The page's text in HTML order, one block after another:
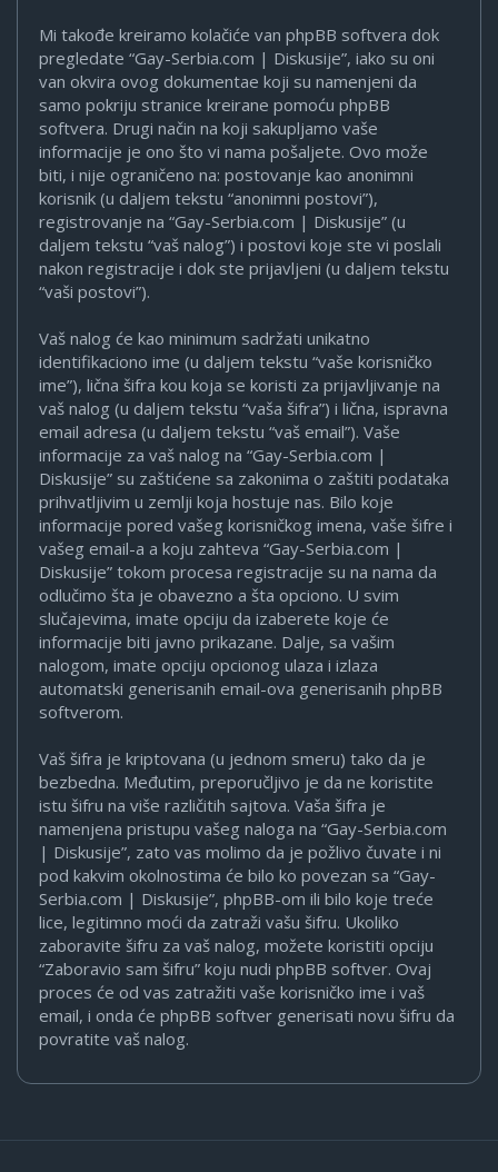
Mi takođe kreiramo kolačiće van phpBB softvera dok
pregledate “Gay-Serbia.com | Diskusije”, iako su oni
van okvira ovog dokumentae koji su namenjeni da
samo pokriju stranice kreirane pomoću phpBB
softvera. Drugi način na koji sakupljamo vaše
informacije je ono što vi nama pošaljete. Ovo može
biti, i nije ograničeno na: postovanje kao anonimni
korisnik (u daljem tekstu “anonimni postovi”),
registrovanje na “Gay-Serbia.com | Diskusije” (u
daljem tekstu “vaš nalog”) i postovi koje ste vi poslali
nakon registracije i dok ste prijavljeni (u daljem tekstu
“vaši postovi”).
Vaš nalog će kao minimum sadržati unikatno
identifikaciono ime (u daljem tekstu “vaše korisničko
ime”), lična šifra kou koja se koristi za prijavljivanje na
vaš nalog (u daljem tekstu “vaša šifra”) i lična, ispravna
email adresa (u daljem tekstu “vaš email”). Vaše
informacije za vaš nalog na “Gay-Serbia.com |
Diskusije” su zaštićene sa zakonima o zaštiti podataka
prihvatljivim u zemlji koja hostuje nas. Bilo koje
informacije pored vašeg korisničkog imena, vaše šifre i
vašeg email-a a koju zahteva “Gay-Serbia.com |
Diskusije” tokom procesa registracije su na nama da
odlučimo šta je obavezno a šta opciono. U svim
slučajevima, imate opciju da izaberete koje će
informacije biti javno prikazane. Dalje, sa vašim
nalogom, imate opciju opcionog ulaza i izlaza
automatski generisanih email-ova generisanih phpBB
softverom.
Vaš šifra je kriptovana (u jednom smeru) tako da je
bezbedna. Međutim, preporučljivo je da ne koristite
istu šifru na više različitih sajtova. Vaša šifra je
namenjena pristupu vašeg naloga na “Gay-Serbia.com
| Diskusije”, zato vas molimo da je požlivo čuvate i ni
pod kakvim okolnostima će bilo ko povezan sa “Gay-
Serbia.com | Diskusije”, phpBB-om ili bilo koje treće
lice, legitimno moći da zatraži vašu šifru. Ukoliko
zaboravite šifru za vaš nalog, možete koristiti opciju
“Zaboravio sam šifru” koju nudi phpBB softver. Ovaj
proces će od vas zatražiti vaše korisničko ime i vaš
email, i onda će phpBB softver generisati novu šifru da
povratite vaš nalog.